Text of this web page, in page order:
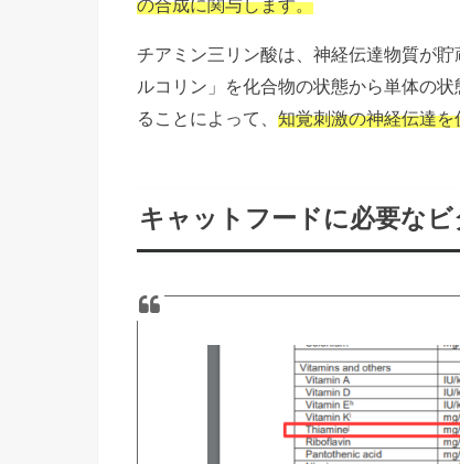
の合成に関与します。
チアミン三リン酸は、神経伝達物質が
ルコリン」を化合物の状態から単体の
ることによって、 知覚刺激の神経伝達を
キャットフードに必要な